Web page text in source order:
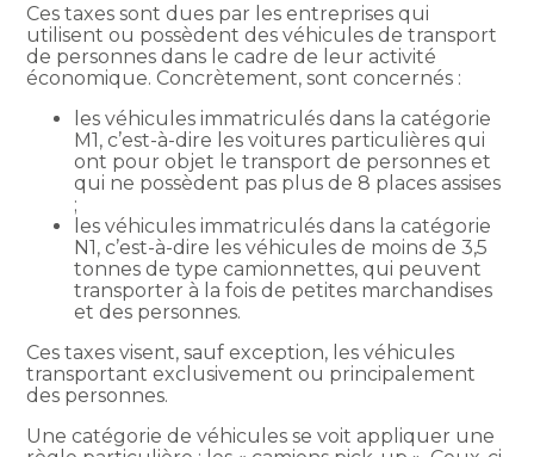
Ces taxes sont dues par les entreprises qui
utilisent ou possèdent des véhicules de transport
de personnes dans le cadre de leur activité
économique. Concrètement, sont concernés :
les véhicules immatriculés dans la catégorie
M1, c’est-à-dire les voitures particulières qui
ont pour objet le transport de personnes et
qui ne possèdent pas plus de 8 places assises
;
les véhicules immatriculés dans la catégorie
N1, c’est-à-dire les véhicules de moins de 3,5
tonnes de type camionnettes, qui peuvent
transporter à la fois de petites marchandises
et des personnes.
Ces taxes visent, sauf exception, les véhicules
transportant exclusivement ou principalement
des personnes.
Une catégorie de véhicules se voit appliquer une